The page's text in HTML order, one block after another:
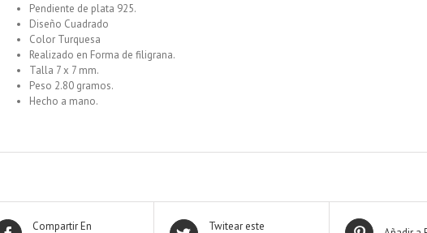
Pendiente de plata 925.
Diseño Cuadrado
Color Turquesa
Realizado en Forma de filigrana.
Talla 7 x 7 mm.
Peso 2.80 gramos.
Hecho a mano.
Compartir En Twitear este